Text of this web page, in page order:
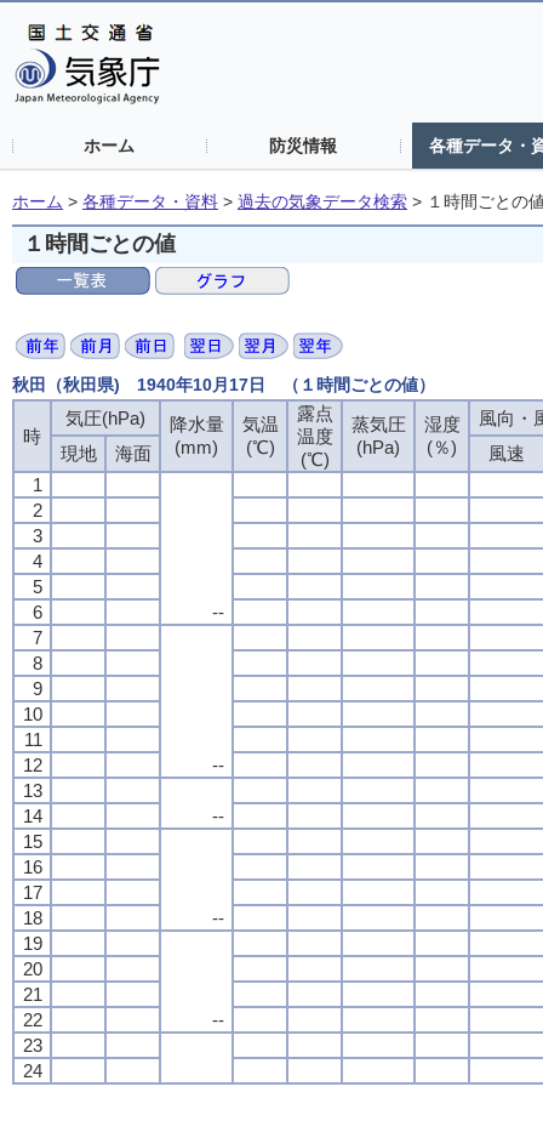
ホーム 防災情報 各種データ・
ホーム > 各種データ・資料 > 過去の気象データ検索 > １時間ごとの
１時間ごとの値
秋田（秋田県) 1940年10月17日 （１時間ごとの値）
時
気圧(hPa)
降水量
(mm)
気温
(℃)
露点
温度
(℃)
蒸気圧
(hPa)
湿度
(％)
風向・
現地
海面
風速
1
--
2
3
4
5
6
7
--
8
9
10
11
12
13
--
14
15
--
16
17
18
19
--
20
21
22
23
24